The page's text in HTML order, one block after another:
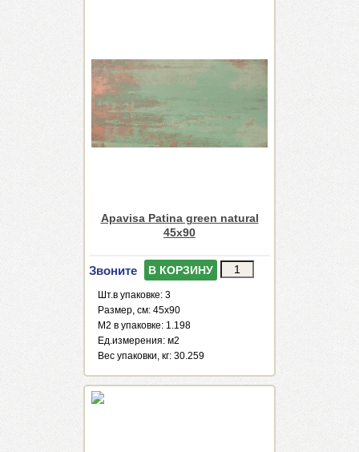
Apavisa Patina green natural
45x90
Звоните В КОРЗИНУ
Шт.в упаковке: 3
Размер, см: 45x90
М2 в упаковке: 1.198
Ед.измерения: м2
Веc упаковки, кг: 30.259